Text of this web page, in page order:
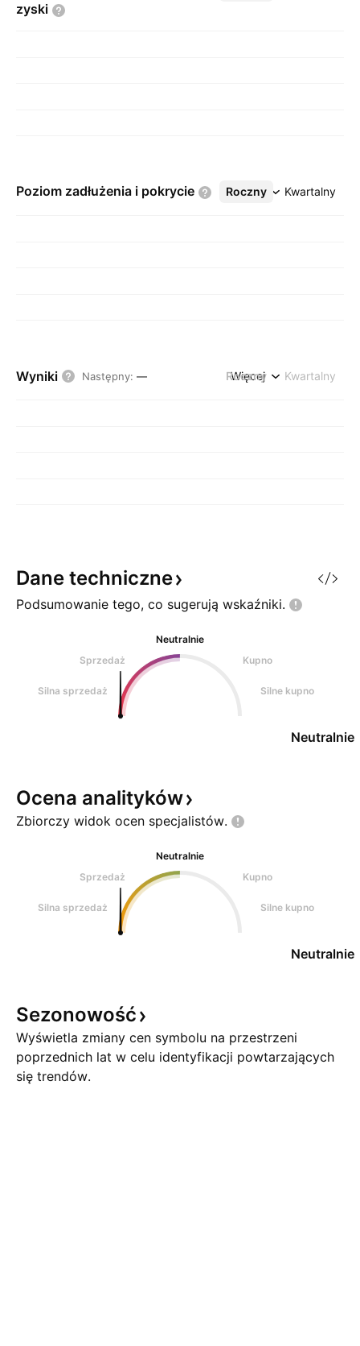
zyski
Poziom zadłużenia i pokrycie Roczny Kwartalny
Więcej
Wyniki Następny: — Roczny Kwartalny
Więcej
Dane techniczne
Podsumowanie tego, co sugerują wskaźniki.
Neutralnie
Sprzedaż
Kupno
Silna sprzedaż Silne kupno
Neutralnie
Ocena analityków
Zbiorczy widok ocen specjalistów.
Neutralnie
Sprzedaż
Kupno
Silna sprzedaż Silne kupno
Neutralnie
Sezonowość
Wyświetla zmiany cen symbolu na przestrzeni
poprzednich lat w celu identyfikacji powtarzających
się trendów.